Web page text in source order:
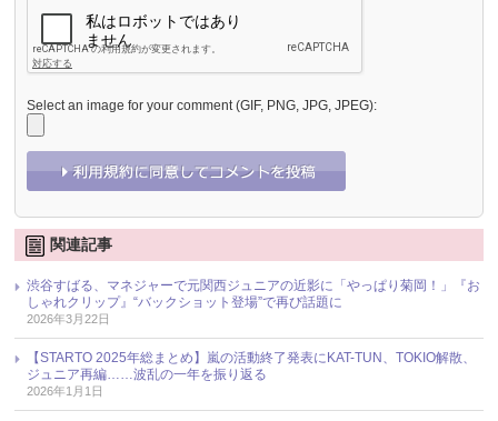
Select an image for your comment (GIF, PNG, JPG, JPEG):
関連記事
渋谷すばる、マネジャーで元関西ジュニアの近影に「やっぱり菊岡！」『お
しゃれクリップ』“バックショット登場”で再び話題に
2026年3月22日
【STARTO 2025年総まとめ】嵐の活動終了発表にKAT-TUN、TOKIO解散、
ジュニア再編……波乱の一年を振り返る
2026年1月1日